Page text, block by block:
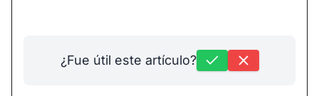
¿Fue útil este artículo?